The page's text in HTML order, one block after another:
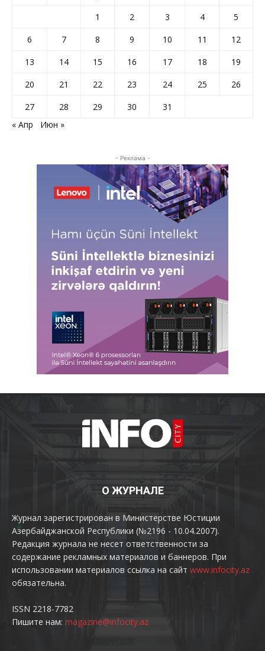
1 2 3 4
5
6
7 8 9 10 11
12
13
14 15 16 17 18
19
20
21 22 23 24 25
26
27
28 29 30
31
« Апр
Июн »
- Реклама -
О ЖУРНАЛЕ
Журнал зарегистрирован в Министерстве Юстиции
Азербайджанской Республики (№2196 - 10.04.2007).
Редакция журнала не несет ответственности за
содержание рекламных материалов и баннеров. При
использовании материалов ссылка на сайт www.infocity.az
обязательна.
ISSN 2218-7782
Пишите нам: magazine@infocity.az